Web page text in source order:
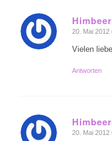
sagte:
20. Mai 2012
Vielen
Antworten
sagte:
20. Mai 2012